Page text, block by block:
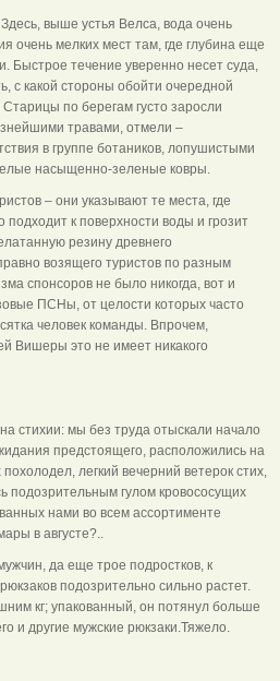
выше устья Велса, вода очень
очень мелких мест там, где глубина еще
Быстрое течение уверенно несет суда,
с какой стороны обойти очередной
по берегам густо заросли
травами, отмели –
в группе ботаников, лопушистыми
насыщенно-зеленые ковры.
– они указывают те места, где
к поверхности воды и грозит
резину древнего
возящего туристов по разным
спонсоров не было никогда, вот и
ПСНы, от целости которых часто
человек команды. Впрочем,
Вишеры это не имеет никакого
стихии: мы без труда отыскали начало
предстоящего, расположились на
легкий вечерний ветерок стих,
подозрительным гулом кровососущих
нами во всем ассортименте
в августе?..
да еще трое подростков, к
подозрительно сильно растет.
кг; упакованный, он потянул больше
и другие мужские рюкзаки.Тяжело.